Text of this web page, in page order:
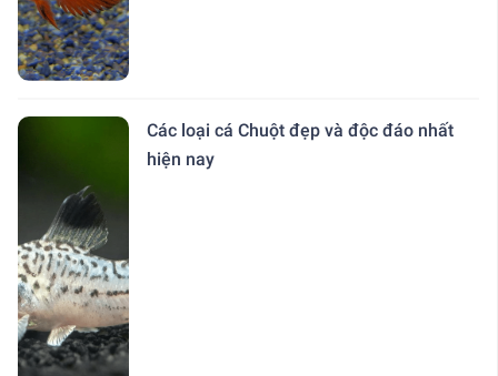
Các loại cá Chuột đẹp và độc đáo nhất
hiện nay